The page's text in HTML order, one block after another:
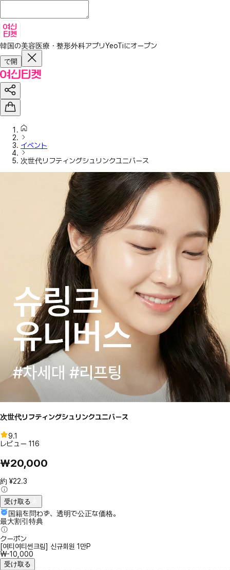
韓国の美容医療・整形外科アプリYeoTiにオープン
で開
イベント
次世代リフティングシュリンクユニバース
次世代リフティングシュリンクユニバース
9.1
レビュー 116
₩20,000
約 ¥22.3
受け取る
国籍を問わず、透明で公正な価格。
最大割引特典
クーポン
[여티여티썬크림] 신규회원 1만P
₩-10,000
受け取る